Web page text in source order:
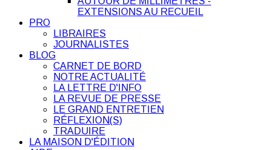
EXTENSIONS AU RECUEIL
PRO
LIBRAIRES
JOURNALISTES
BLOG
CARNET DE BORD
NOTRE ACTUALITÉ
LA LETTRE D'INFO
LA REVUE DE PRESSE
LE GRAND ENTRETIEN
RÉFLEXION(S)
TRADUIRE
LA MAISON D'ÉDITION